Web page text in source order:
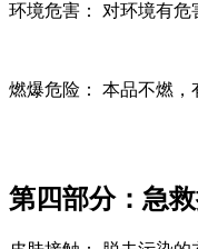
环境危害： 对环境有危
燃爆危险： 本品不燃，
第四部分：急